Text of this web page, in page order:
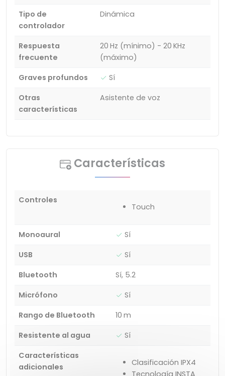
Tipo de
controlador
Dinámica
Respuesta
frecuente
20 Hz (mínimo) - 20 KHz
(máximo)
Graves profundos
Sí
Otras
características
Asistente de voz
Características
Controles
Touch
Monoaural
Sí
USB
Sí
Bluetooth
Sí, 5.2
Micrófono
Sí
Rango de Bluetooth
10 m
Resistente al agua
Sí
Características
adicionales
Clasificación IPX4